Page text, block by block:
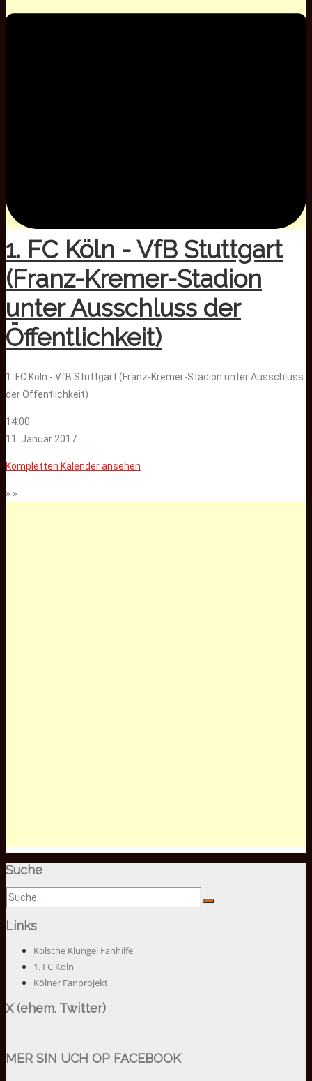
1. FC Köln - VfB Stuttgart
(Franz-Kremer-Stadion
unter Ausschluss der
Öffentlichkeit)
1. FC Köln - VfB Stuttgart (Franz-Kremer-Stadion unter Ausschluss
der Öffentlichkeit)
14:00
11. Januar 2017
Kompletten Kalender ansehen
» »
Suche
Links
Kölsche Klüngel Fanhilfe
1. FC Köln
Kölner Fanprojekt
X (ehem. Twitter)
MER SIN UCH OP FACEBOOK